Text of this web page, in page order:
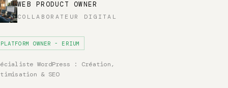
WEB PRODUCT OWNER
COLLABORATEUR DIGITAL
PLATFORM OWNER - ERIUM
WordPress : Création,
& SEO